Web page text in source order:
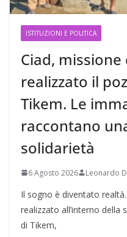
ISTITUZIONI E POLITICA
Ciad,
realizzato il
Tikem. Le
raccontano
solidarietà
6 Agosto 2026 Leonardo
Il sogno è diventato
realizzato all’interno della
di Tikem,